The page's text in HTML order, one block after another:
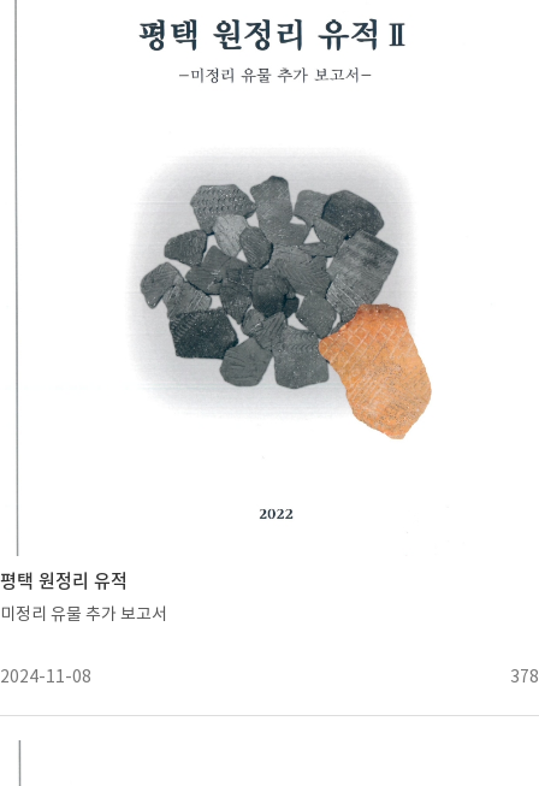
평택 원정리 유적
미정리 유물 추가 보고서
2024-11-08 378